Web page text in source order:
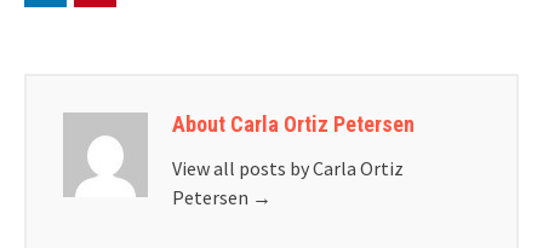
About Carla Ortiz Petersen
View all posts by Carla Ortiz
Petersen →